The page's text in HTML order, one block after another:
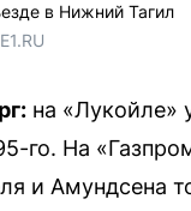
в Нижний Тагил
на «Лукойле»
го. На
и Амундсена